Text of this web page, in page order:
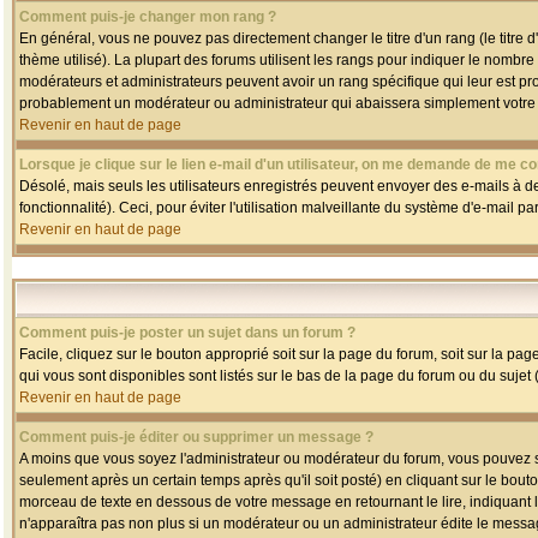
Comment puis-je changer mon rang ?
En général, vous ne pouvez pas directement changer le titre d'un rang (le
thème utilisé). La plupart des forums utilisent les rangs pour indiquer le
modérateurs et administrateurs peuvent avoir un rang spécifique qui leur est
probablement un modérateur ou administrateur qui abaissera simplement
Revenir en haut de page
Lorsque je clique sur le lien e-mail d'un utilisateur, on me demande de me
Désolé, mais seuls les utilisateurs enregistrés peuvent envoyer des e-mails à
fonctionnalité). Ceci, pour éviter l'utilisation malveillante du système d'e-mail
Revenir en haut de page
Comment puis-je poster un sujet dans un forum ?
Facile, cliquez sur le bouton approprié soit sur la page du forum, soit sur la
qui vous sont disponibles sont listés sur le bas de la page du forum ou du sujet
Revenir en haut de page
Comment puis-je éditer ou supprimer un message ?
A moins que vous soyez l'administrateur ou modérateur du forum, vous
seulement après un certain temps après qu'il soit posté) en cliquant sur le
morceau de texte en dessous de votre message en retournant le lire,
n'apparaîtra pas non plus si un modérateur ou un administrateur édite le